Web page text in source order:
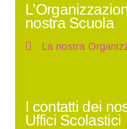
nostra Scuola
La nostra
I contatti dei
Uffici Scolastici